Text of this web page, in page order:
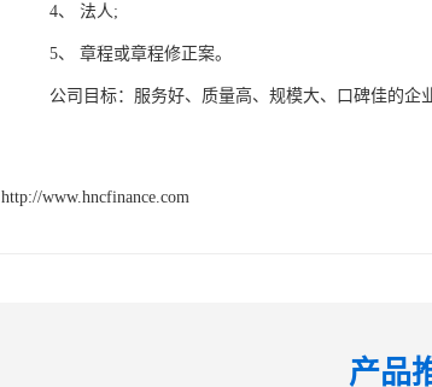
4、 法人;
5、 章程或章程修正案。
公司目标：服务好、质量高、规模大、口碑佳的
http://www.hncfinance.com
产品